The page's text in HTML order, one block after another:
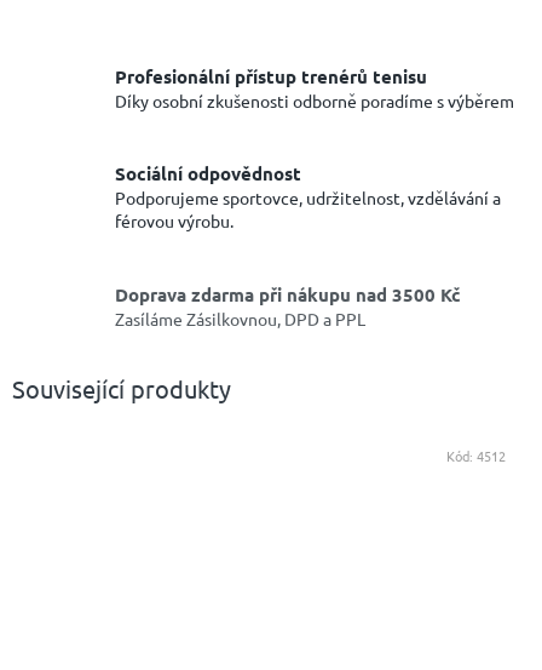
Profesionální přístup trenérů tenisu
Díky osobní zkušenosti odborně poradíme s výběrem
Sociální odpovědnost
Podporujeme sportovce, udržitelnost, vzdělávání a
férovou výrobu.
Doprava zdarma při nákupu nad 3500 Kč
Zasíláme Zásilkovnou, DPD a PPL
Související produkty
Kód: 4512